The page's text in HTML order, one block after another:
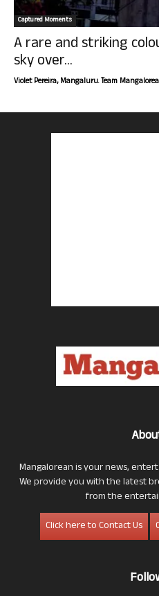
Captured Moments
A rare and striking
sky over...
Violet Pereira, Mangaluru. Team
Mangalorean is your news,
We provide you with the latest
from the
Click here to Contact Us